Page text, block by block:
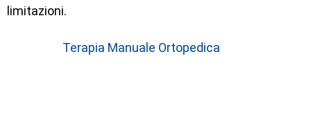
limitazioni.
Terapia Manuale Ortopedica